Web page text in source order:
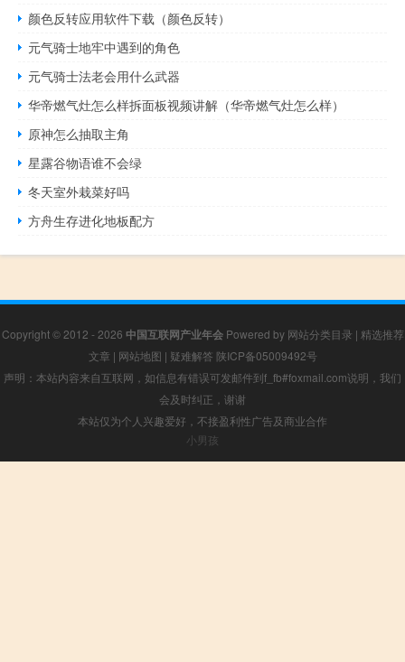
颜色反转应用软件下载（颜色反转）
元气骑士地牢中遇到的角色
元气骑士法老会用什么武器
华帝燃气灶怎么样拆面板视频讲解（华帝燃气灶怎么样）
原神怎么抽取主角
星露谷物语谁不会绿
冬天室外栽菜好吗
方舟生存进化地板配方
Copyright © 2012 - 2026 中国互联网产业年会Powered by 网站分类目录 | 精选推荐
文章 | 网站地图 | 疑难解答 陕ICP备05009492号
声明：本站内容来自互联网，如信息有错误可发邮件到f_fb#foxmail.com说明，我们
会及时纠正，谢谢
本站仅为个人兴趣爱好，不接盈利性广告及商业合作
小男孩